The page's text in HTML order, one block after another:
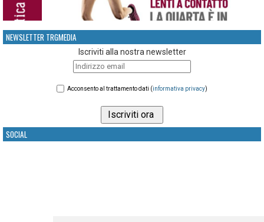
NEWSLETTER TRGMEDIA
Iscriviti alla nostra newsletter
Acconsento al trattamento dati (informativa privacy)
SOCIAL